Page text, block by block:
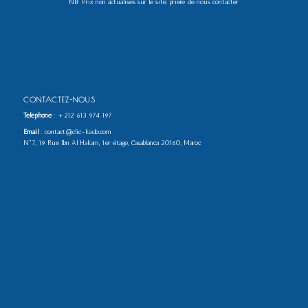
NB: Prix non actualisés sur le site. prière de nous contacter
CONTACTEZ-NOUS
Téléphone: +212 613 974 197
Email : contact@clic-kado.com
N°7, 19 Rue Ibn Al Hakam, 1er étage, Casablanca 20160, Maroc